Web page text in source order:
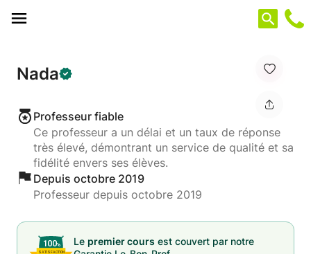
Nada
Professeur fiable
Ce professeur a un délai et un taux de réponse
très élevé, démontrant un service de qualité et sa
fidélité envers ses élèves.
Depuis octobre 2019
Professeur depuis octobre 2019
Le premier cours est couvert par notre